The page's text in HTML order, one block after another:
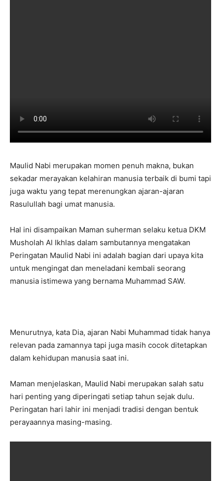
Maulid Nabi merupakan momen penuh makna, bukan
sekadar merayakan kelahiran manusia terbaik di bumi tapi
juga waktu yang tepat merenungkan ajaran-ajaran
Rasulullah bagi umat manusia.
Hal ini disampaikan Maman suherman selaku ketua DKM
Musholah Al Ikhlas dalam sambutannya mengatakan
Peringatan Maulid Nabi ini adalah bagian dari upaya kita
untuk mengingat dan meneladani kembali seorang
manusia istimewa yang bernama Muhammad SAW.
Menurutnya, kata Dia, ajaran Nabi Muhammad tidak hanya
relevan pada zamannya tapi juga masih cocok ditetapkan
dalam kehidupan manusia saat ini.
Maman menjelaskan, Maulid Nabi merupakan salah satu
hari penting yang diperingati setiap tahun sejak dulu.
Peringatan hari lahir ini menjadi tradisi dengan bentuk
perayaannya masing-masing.